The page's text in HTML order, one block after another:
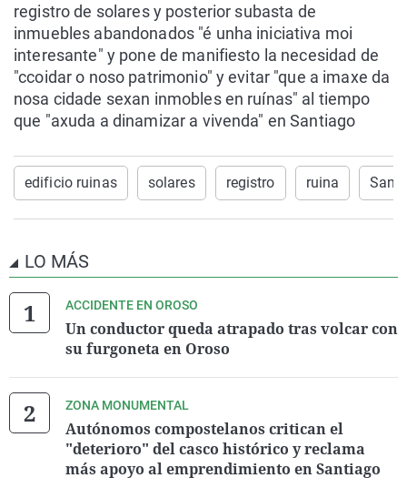
registro de solares y posterior subasta de
inmuebles abandonados "é unha iniciativa moi
interesante" y pone de manifiesto la necesidad de
"ccoidar o noso patrimonio" y evitar "que a imaxe da
nosa cidade sexan inmobles en ruínas" al tiempo
que "axuda a dinamizar a vivenda" en Santiago
edificio ruinas solares registro ruina
LO MÁS
ACCIDENTE EN OROSO
Un conductor queda atrapado tras volcar con
su furgoneta en Oroso
ZONA MONUMENTAL
Autónomos compostelanos critican el
"deterioro" del casco histórico y reclama
más apoyo al emprendimiento en Santiago